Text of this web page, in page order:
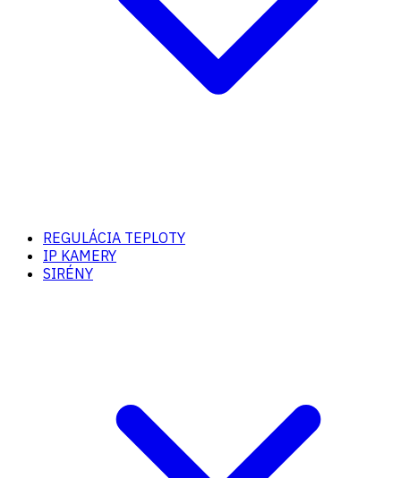
REGULÁCIA TEPLOTY
IP KAMERY
SIRÉNY